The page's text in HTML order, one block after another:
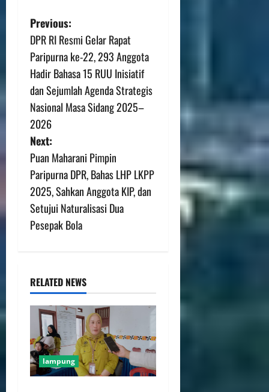
Previous:
DPR RI Resmi Gelar Rapat
Paripurna ke-22, 293 Anggota
Hadir Bahasa 15 RUU Inisiatif
dan Sejumlah Agenda Strategis
Nasional Masa Sidang 2025–
2026
Next:
Puan Maharani Pimpin
Paripurna DPR, Bahas LHP LKPP
2025, Sahkan Anggota KIP, dan
Setujui Naturalisasi Dua
Pesepak Bola
RELATED NEWS
lampung